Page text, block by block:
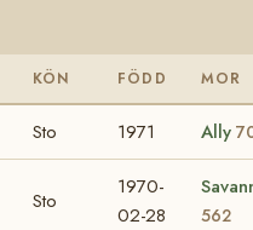
KÖN FÖDD MOR
Sto 1971 Ally
Sto
1970-
02-28
562